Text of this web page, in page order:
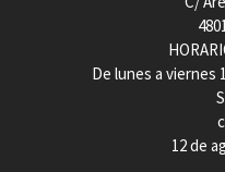
De lunes a viernes
12 de